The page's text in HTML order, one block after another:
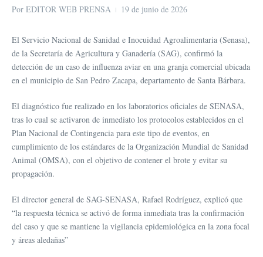
Por EDITOR WEB PRENSA 19 de junio de 2026
El Servicio Nacional de Sanidad e Inocuidad Agroalimentaria (Senasa),
de la Secretaría de Agricultura y Ganadería (SAG), confirmó la
detección de un caso de influenza aviar en una granja comercial ubicada
en el municipio de San Pedro Zacapa, departamento de Santa Bárbara.
El diagnóstico fue realizado en los laboratorios oficiales de SENASA,
tras lo cual se activaron de inmediato los protocolos establecidos en el
Plan Nacional de Contingencia para este tipo de eventos, en
cumplimiento de los estándares de la Organización Mundial de Sanidad
Animal (OMSA), con el objetivo de contener el brote y evitar su
propagación.
El director general de SAG-SENASA, Rafael Rodríguez, explicó que
“la respuesta técnica se activó de forma inmediata tras la confirmación
del caso y que se mantiene la vigilancia epidemiológica en la zona focal
y áreas aledañas”